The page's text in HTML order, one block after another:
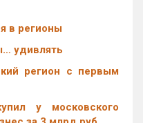
в регионы
удивлять
регион с первым
у московского